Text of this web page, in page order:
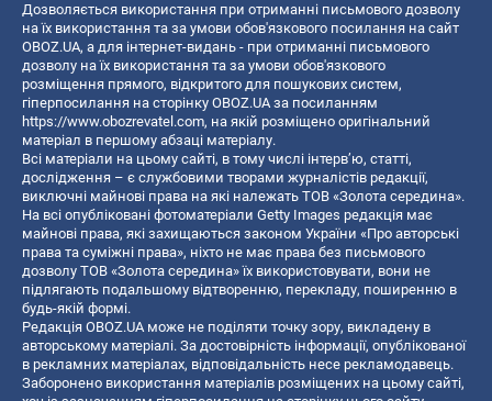
Дозволяється використання при отриманні письмового дозволу
на їх використання та за умови обов'язкового посилання на сайт
OBOZ.UA, а для інтернет-видань - при отриманні письмового
дозволу на їх використання та за умови обов'язкового
розміщення прямого, відкритого для пошукових систем,
гіперпосилання на сторінку OBOZ.UA за посиланням
https://www.obozrevatel.com, на якій розміщено оригінальний
матеріал в першому абзаці матеріалу.
Всі матеріали на цьому сайті, в тому числі інтерв’ю, статті,
дослідження – є службовими творами журналістів редакції,
виключні майнові права на які належать ТОВ «Золота середина».
На всі опубліковані фотоматеріали Getty Images редакція має
майнові права, які захищаються законом України «Про авторські
права та суміжні права», ніхто не має права без письмового
дозволу ТОВ «Золота середина» їх використовувати, вони не
підлягають подальшому відтворенню, перекладу, поширенню в
будь-якій формі.
Редакція OBOZ.UA може не поділяти точку зору, викладену в
авторському матеріалі. За достовірність інформації, опублікованої
в рекламних матеріалах, відповідальність несе рекламодавець.
Заборонено використання матеріалів розміщених на цьому сайті,